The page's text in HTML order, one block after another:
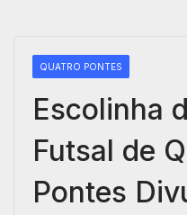
QUATRO PONTES
Escolinha
Futsal de
Pontes